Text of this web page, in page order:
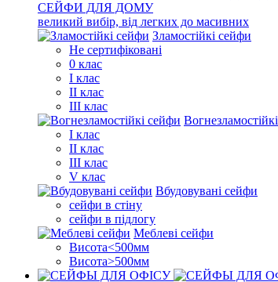
СЕЙФИ ДЛЯ ДОМУ
великий вибір, від легких до масивних
Зламостійкі сейфи
Не сертифіковані
0 клас
I клас
II клас
III клас
I клас
II клас
III клас
V клас
Вбудовувані сейфи
сейфи в стіну
сейфи в підлогу
Меблеві сейфи
Висота<500мм
Висота>500мм